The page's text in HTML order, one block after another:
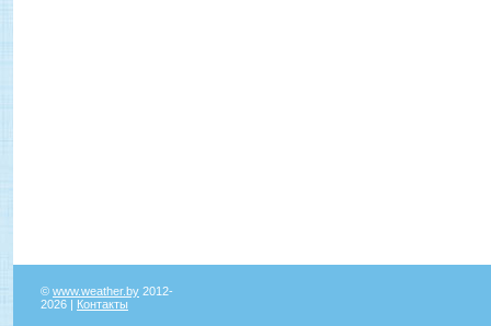
© www.weather.by 2012-
2026 | Контакты